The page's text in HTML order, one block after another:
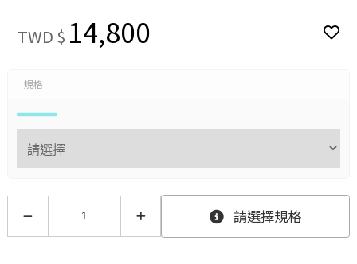
TWD $ 14,800
規格
請選擇規格